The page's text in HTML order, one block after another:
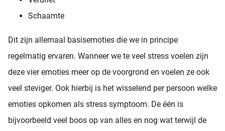
Schaamte
Dit zijn allemaal basisemoties die we in principe
regelmatig ervaren. Wanneer we te veel stress voelen zijn
deze vier emoties meer op de voorgrond en voelen ze ook
veel steviger. Ook hierbij is het wisselend per persoon welke
emoties opkomen als stress symptoom. De één is
bijvoorbeeld veel boos op van alles en nog wat terwijl de